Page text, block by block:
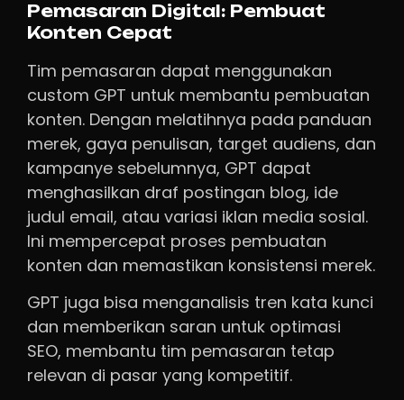
Pemasaran Digital: Pembuat
Konten Cepat
Tim pemasaran dapat menggunakan
custom GPT untuk membantu pembuatan
konten. Dengan melatihnya pada panduan
merek, gaya penulisan, target audiens, dan
kampanye sebelumnya, GPT dapat
menghasilkan draf postingan blog, ide
judul email, atau variasi iklan media sosial.
Ini mempercepat proses pembuatan
konten dan memastikan konsistensi merek.
GPT juga bisa menganalisis tren kata kunci
dan memberikan saran untuk optimasi
SEO, membantu tim pemasaran tetap
relevan di pasar yang kompetitif.